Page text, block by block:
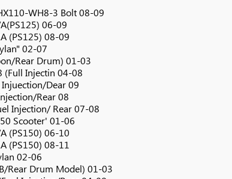
WH8-3 Bolt 08-09
06-09
(PS125) 08-09
02-07
Rear Drum) 01-03
Injectin 04-08
Dear 09
Rear 08
Injection/ Rear 07-08
Scooter' 01-06
(PS150) 06-10
(PS150) 08-11
02-06
Rear Drum Model) 01-03